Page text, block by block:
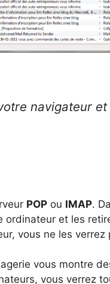
navigateur
POP ou IMAP.
ordinateur et les
vous ne les verrez
vous montre
vous verrez